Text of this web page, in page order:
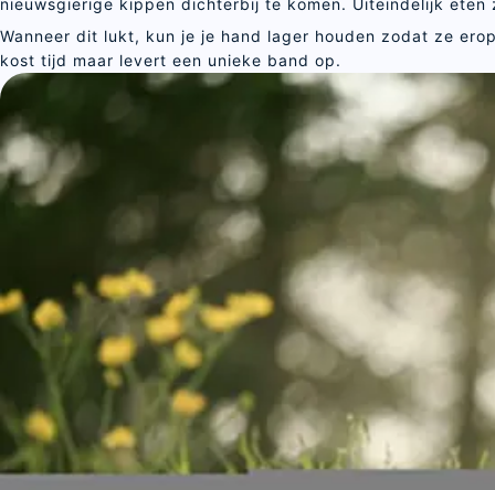
nieuwsgierige kippen dichterbij te komen. Uiteindelijk eten
Wanneer dit lukt, kun je je hand lager houden zodat ze
kost tijd maar levert een unieke band op.